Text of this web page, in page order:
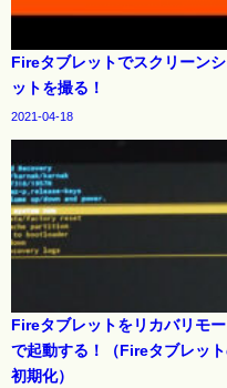
Fireタブレットでスクリーンシ
ットを撮る！
2021-04-18
Fireタブレットをリカバリモ
で起動する！（Fireタブレッ
初期化）